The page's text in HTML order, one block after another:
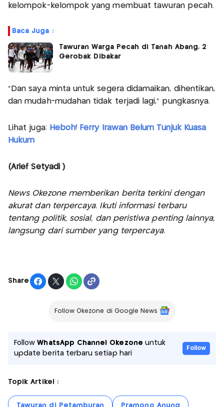
kelompok-kelompok yang membuat tawuran pecah.
Baca Juga :
Tawuran Warga Pecah di Tanah Abang, 2
Gerobak Dibakar
"Dan saya minta untuk segera didamaikan, dihentikan,
dan mudah-mudahan tidak terjadi lagi," pungkasnya.
Lihat juga: Heboh! Ferry Irawan Belum Tunjuk Kuasa
Hukum
(Arief Setyadi )
News Okezone memberikan berita terkini dengan
akurat dan terpercaya. Ikuti informasi terbaru
tentang politik, sosial, dan peristiwa penting lainnya,
langsung dari sumber yang terpercaya.
Share
Follow Okezone di Google News
FollowWhatsApp Channel Okezone untuk
update berita terbaru setiap hari
Follow
Topik Artikel :
Tawuran di Petamburan Pramono Anung